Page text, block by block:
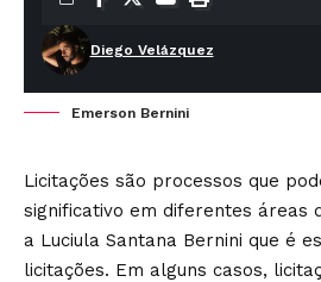
Diego Velázquez
Emerson Bernini
Licitações são processos que
significativo em diferentes áreas
a Luciula Santana Bernini que é
licitações. Em alguns casos,